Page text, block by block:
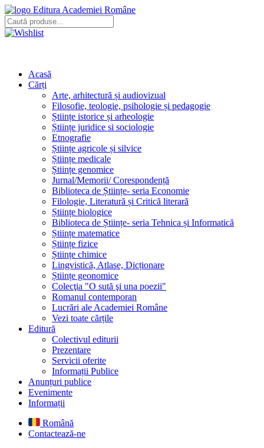
Editura Academiei Române
Acasă
Cărți
Arte, arhitectură și audiovizual
Filosofie, teologie, psihologie și pedagogie
Științe istorice și arheologie
Științe juridice si sociologie
Etnografie
Științe agricole și silvice
Științe medicale
Științe genomice
Jurnal/Memorii/ Corespondență
Biblioteca de Științe- seria Economie
Filologie, Literatură și Critică literară
Științe biologice
Biblioteca de Științe- seria Tehnica și Informatică
Științe matematice
Științe fizice
Științe chimice
Lingvistică, Atlase, Dicționare
Științe geonomice
Colecţia "O sută şi una poezii"
Romanul contemporan
Lucrări ale Academiei Române
Vezi toate cărțile
Editură
Colectivul editurii
Prezentare
Servicii oferite
Informații Publice
Anunțuri publice
Evenimente
Informații
Română
Contactează-ne